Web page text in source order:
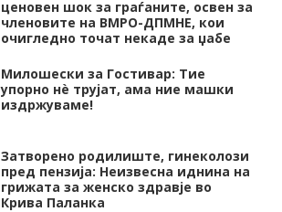
ценовен шок за граѓаните, освен за
членовите на ВМРО-ДПМНЕ, кои
очигледно точат некаде за џабе
Милошески за Гостивар: Тие
упорно нѐ трујат, ама ние машки
издржуваме!
Затворено родилиште, гинеколози
пред пензија: Неизвесна иднина на
грижата за женско здравје во
Крива Паланка